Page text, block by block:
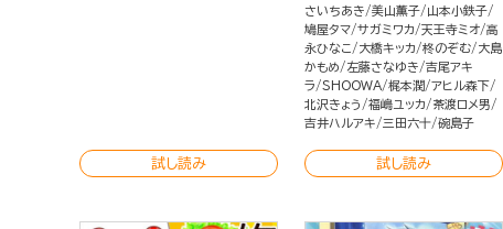
試し読み
さいちあき
美山薫子
山本小鉄子
鳩屋タマ サガミワカ 天王寺ミオ 高
永ひなこ
大橋キッカ 柊のぞむ
大島
かもめ
左藤さなゆき
吉尾アキ
ラ
SHOOWA 梶本潤
アヒル森下
北沢きょう
福嶋ユッカ
茶渡ロメ男
吉井ハルアキ
三田六十 碗島子
試し読み